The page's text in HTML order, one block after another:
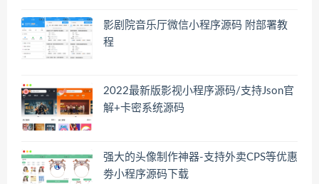
影剧院音乐厅微信小程序源码 附部署教
程
2022最新版影视小程序源码/支持Json官
解+卡密系统源码
强大的头像制作神器-支持外卖CPS等优惠
劵小程序源码下载